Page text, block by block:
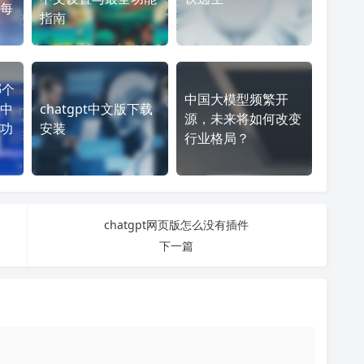
指南
chatgpt中文版下载
安装
中国大模型频繁开
源，未来将如何改变
行业格局？
chatgpt网页版怎么没有插件
下一篇